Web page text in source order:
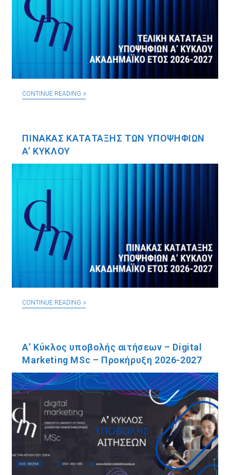
CONTINUE READING
ΠΙΝΑΚΑΣ ΚΑΤΑΤΑΞΗΣ ΤΩΝ ΥΠΟΨΗΦΙΩΝ
A’ ΚΥΚΛΟΥ
CONTINUE READING
Α’ Κύκλος υποβολής αιτήσεων – Digital
Marketing MSc – Προκήρυξη 2026-2027